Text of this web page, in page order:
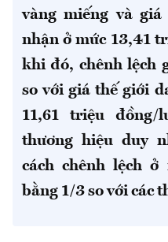
vàng miếng và
nhận ở mức 13,41
khi đó, chênh lệch
so với giá thế giới
11,61 triệu đồng/
thương hiệu duy
cách chênh lệch
bằng 1/3 so với các